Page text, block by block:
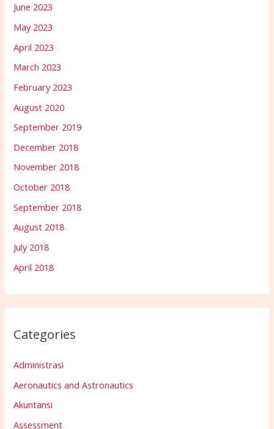
June 2023
May 2023
April 2023
March 2023
February 2023
August 2020
September 2019
December 2018
November 2018
October 2018
September 2018
August 2018
July 2018
April 2018
Categories
Administrasi
Aeronautics and Astronautics
Akuntansi
Assessment